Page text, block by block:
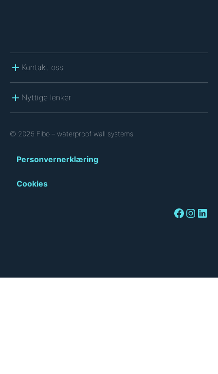
Kontakt oss
Nyttige lenker
© 2025 Fibo – waterproof wall systems
Personvernerklæring
Cookies
Facebook Instagram LinkedIn